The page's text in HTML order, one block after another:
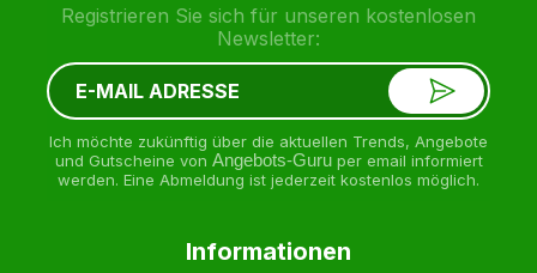
Registrieren Sie sich für unseren kostenlosen
Newsletter:
Ich möchte zukünftig über die aktuellen Trends, Angebote
und Gutscheine von Angebots-Guru per email informiert
werden. Eine Abmeldung ist jederzeit kostenlos möglich.
Informationen